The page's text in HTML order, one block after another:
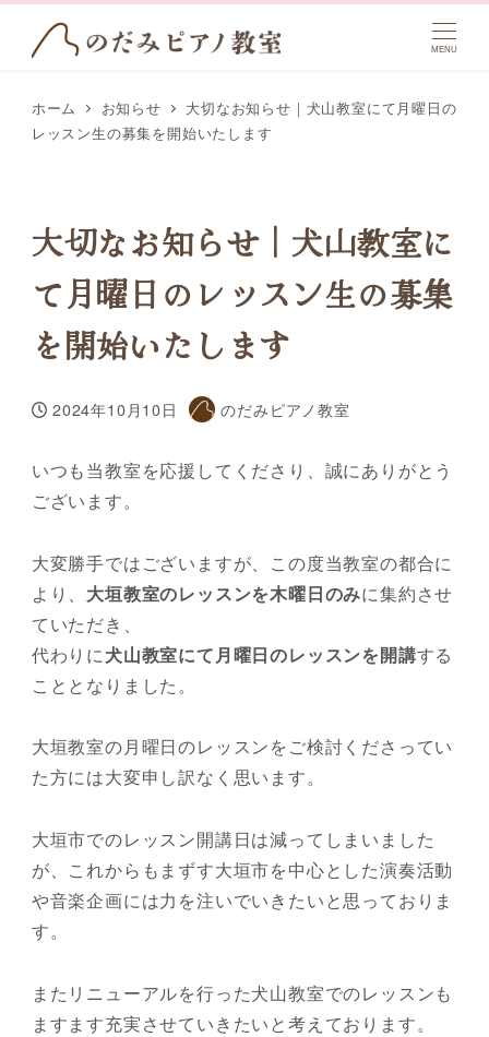
MENU
ホーム お知らせ
大切なお知らせ｜犬山教室にて月曜日の
レッスン生の募集を開始いたします
大切なお知らせ｜犬山教室に
て月曜日のレッスン生の募集
を開始いたします
投稿日
2024年10月10日
著
のだみピアノ教室
いつも当教室を応援してくださり、誠にありがとう
ございます。
大変勝手ではございますが、この度当教室の都合に
より、 大垣教室のレッスンを木曜日のみに集約させ
ていただき、
代わりに犬山教室にて月曜日のレッスンを開講する
こととなりました。
大垣教室の月曜日のレッスンをご検討くださってい
た方には大変申し訳なく思います。
大垣市でのレッスン開講日は減ってしまいました
が、これからもまずす大垣市を中心とした演奏活動
や音楽企画には力を注いでいきたいと思っておりま
す。
またリニューアルを行った犬山教室でのレッスンも
ますます充実させていきたいと考えております。